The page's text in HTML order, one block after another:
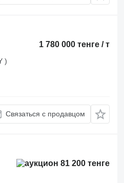
1 780 000 тенге / т
)
Связаться с продавцом
81 200 тенге